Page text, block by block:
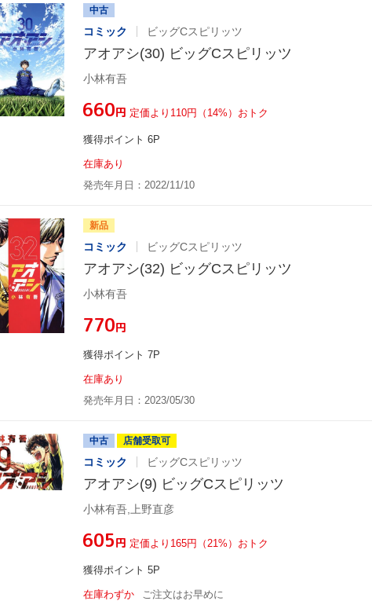
中古
コミック ビッグCスピリッツ
アオアシ(30) ビッグCスピリッツ
小林有吾
¥660円 定価より110円（14%）おトク
獲得ポイント 6P
在庫あり
発売年月日：2022/11/10
新品
コミック ビッグCスピリッツ
アオアシ(32) ビッグCスピリッツ
小林有吾
¥770円
獲得ポイント 7P
在庫あり
発売年月日：2023/05/30
中古 店舗受取可
コミック ビッグCスピリッツ
アオアシ(9) ビッグCスピリッツ
小林有吾,上野直彦
¥605円 定価より165円（21%）おトク
獲得ポイント 5P
在庫わずか
ご注文はお早めに